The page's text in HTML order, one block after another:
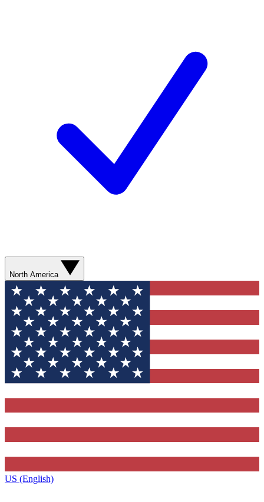
North America
US (English)